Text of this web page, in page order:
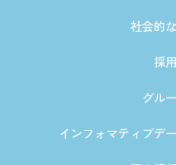
社会的
採
グル
インフォマティブデ